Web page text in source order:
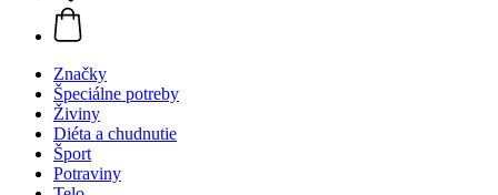
Značky
Špeciálne potreby
Živiny
Diéta a chudnutie
Šport
Potraviny